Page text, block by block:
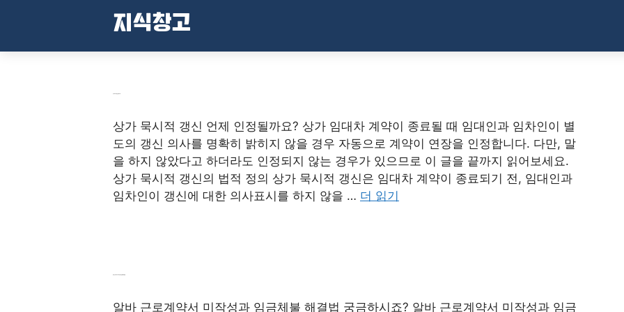
지식창고
상가 묵시적 갱신 언제 인정될까요? 상가 임대차 계약이 종료될 때 임대인과 임차인이 별
도의 갱신 의사를 명확히 밝히지 않을 경우 자동으로 계약이 연장을 인정합니다. 다만, 말
을 하지 않았다고 하더라도 인정되지 않는 경우가 있으므로 이 글을 끝까지 읽어보세요.
상가 묵시적 갱신의 법적 정의 상가 묵시적 갱신은 임대차 계약이 종료되기 전, 임대인과
임차인이 갱신에 대한 의사표시를 하지 않을 … 더 읽기
알바 근로계약서 미작성과 임금체불 해결법 궁금하시죠? 알바 근로계약서 미작성과 임금